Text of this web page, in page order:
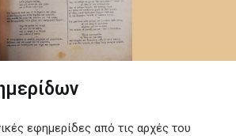
εφημερίδες από τις αρχές του